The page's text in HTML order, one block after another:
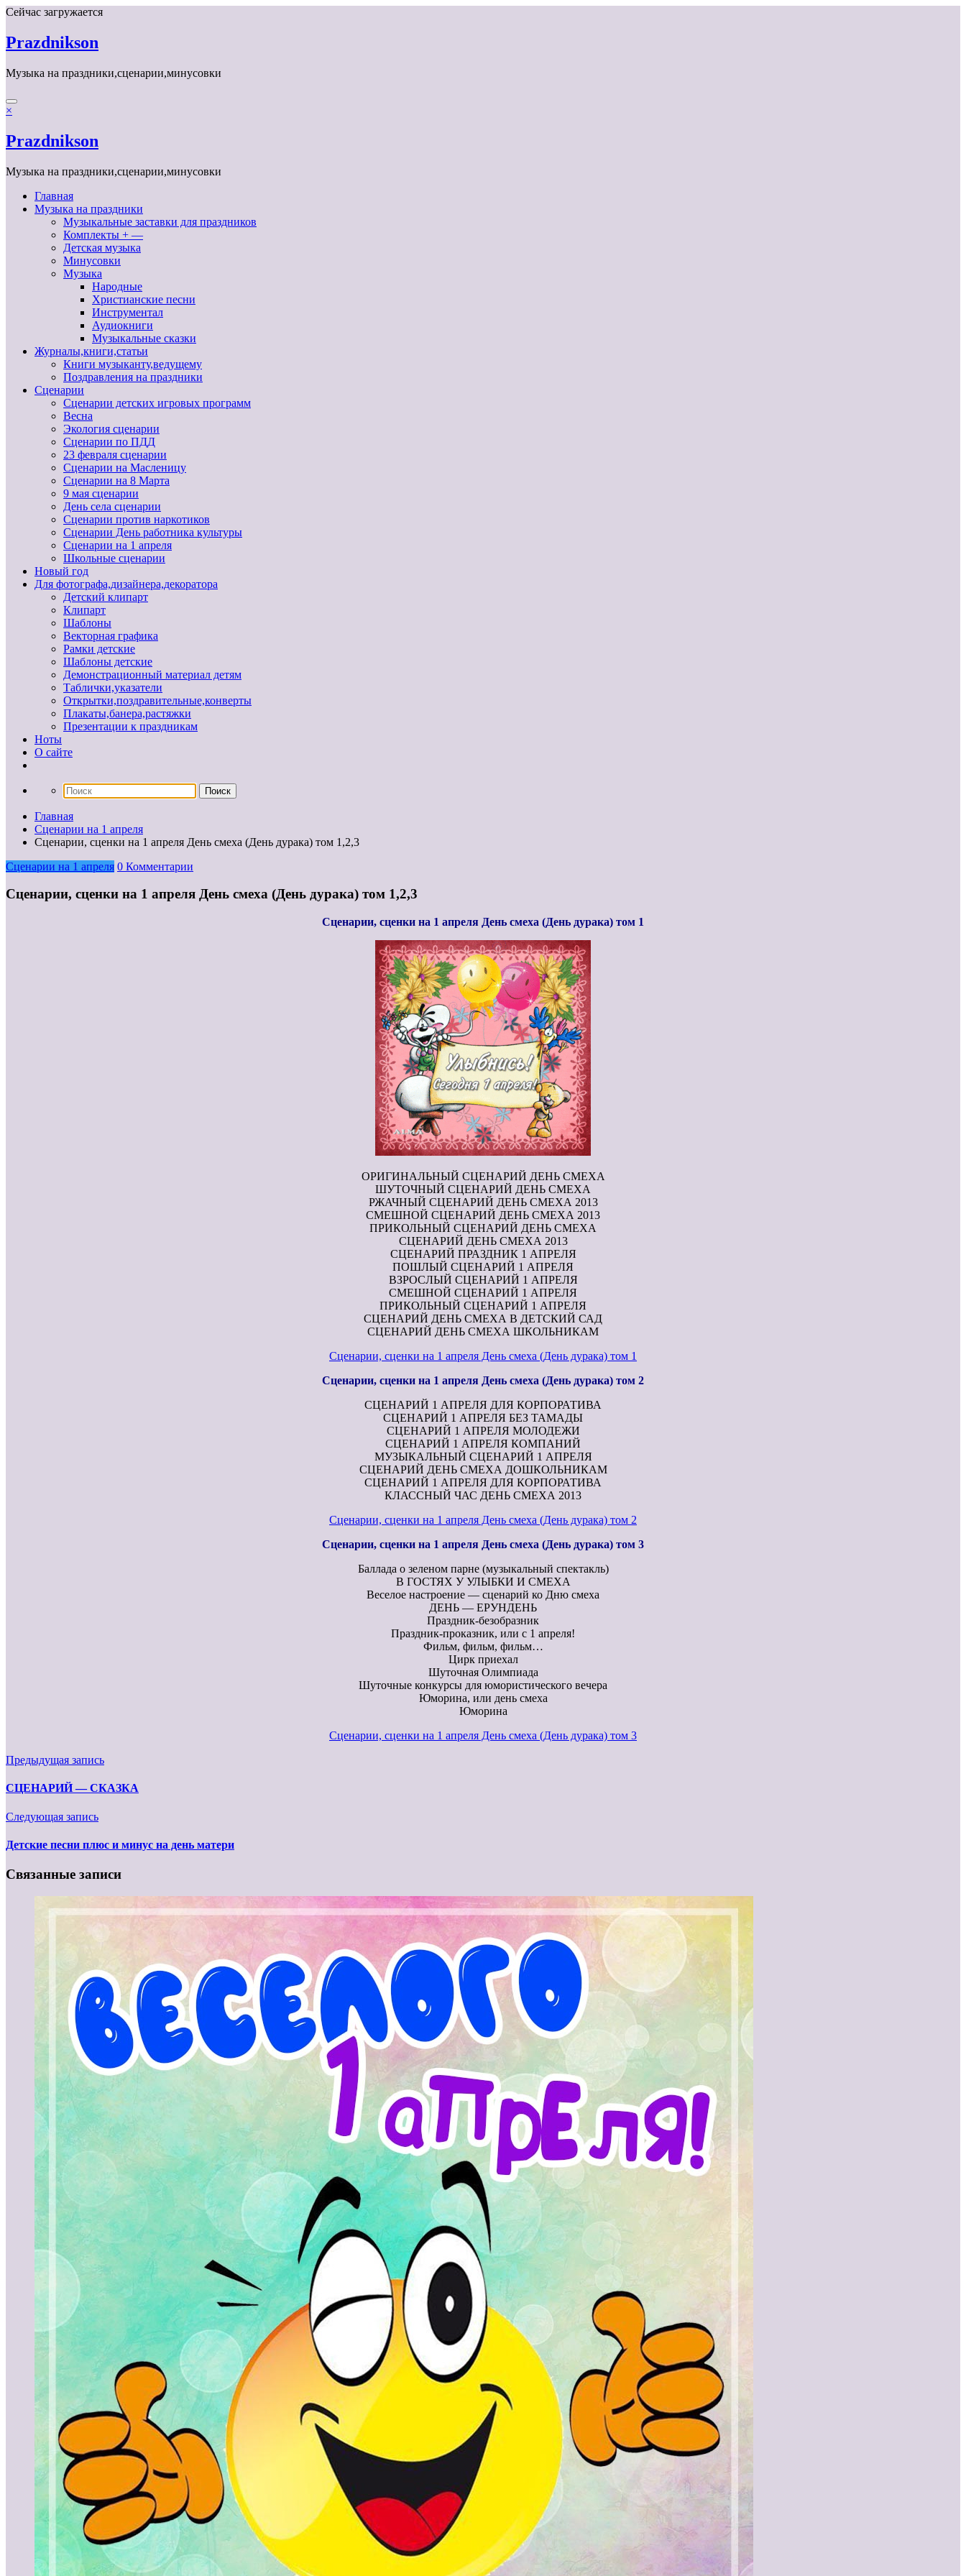
Перейти
содержимому
Сейчас загружается
Prazdnikson
Музыка на праздники,сценарии,минусовки
×
Prazdnikson
Музыка на праздники,сценарии,минусовки
Главная
Музыка на праздники
Музыкальные заставки для праздников
Комплекты + —
Детская музыка
Минусовки
Музыка
Народные
Христианские песни
Инструментал
Аудиокниги
Музыкальные сказки
Журналы,книги,статьи
Книги музыканту,ведущему
Поздравления на праздники
Сценарии
Сценарии детских игровых программ
Весна
Экология сценарии
Сценарии по ПДД
23 февраля сценарии
Сценарии на Масленицу
Сценарии на 8 Марта
9 мая сценарии
День села сценарии
Сценарии против наркотиков
Сценарии День работника культуры
Сценарии на 1 апреля
Школьные сценарии
Новый год
Для фотографа,дизайнера,декоратора
Детский клипарт
Клипарт
Шаблоны
Векторная графика
Рамки детские
Шаблоны детские
Демонстрационный материал детям
Таблички,указатели
Открытки,поздравительные,конверты
Плакаты,банера,растяжки
Презентации к праздникам
Ноты
О сайте
Главная
Сценарии на 1 апреля
Сценарии, сценки на 1 апреля День смеха (День дурака) том 1,2,3
Сценарии на 1 апреля 0 Комментарии
Сценарии, сценки на 1 апреля День смеха (День дурака) том 1,2,3
Сценарии, сценки на 1 апреля День смеха (День дурака) том 1
ОРИГИНАЛЬНЫЙ СЦЕНАРИЙ ДЕНЬ СМЕХА
ШУТОЧНЫЙ СЦЕНАРИЙ ДЕНЬ СМЕХА
РЖАЧНЫЙ СЦЕНАРИЙ ДЕНЬ СМЕХА 2013
СМЕШНОЙ СЦЕНАРИЙ ДЕНЬ СМЕХА 2013
ПРИКОЛЬНЫЙ СЦЕНАРИЙ ДЕНЬ СМЕХА
СЦЕНАРИЙ ДЕНЬ СМЕХА 2013
СЦЕНАРИЙ ПРАЗДНИК 1 АПРЕЛЯ
ПОШЛЫЙ СЦЕНАРИЙ 1 АПРЕЛЯ
ВЗРОСЛЫЙ СЦЕНАРИЙ 1 АПРЕЛЯ
СМЕШНОЙ СЦЕНАРИЙ 1 АПРЕЛЯ
ПРИКОЛЬНЫЙ СЦЕНАРИЙ 1 АПРЕЛЯ
СЦЕНАРИЙ ДЕНЬ СМЕХА В ДЕТСКИЙ САД
СЦЕНАРИЙ ДЕНЬ СМЕХА ШКОЛЬНИКАМ
Сценарии, сценки на 1 апреля День смеха (День дурака) том 1
Сценарии, сценки на 1 апреля День смеха (День дурака) том 2
СЦЕНАРИЙ 1 АПРЕЛЯ ДЛЯ КОРПОРАТИВА
СЦЕНАРИЙ 1 АПРЕЛЯ БЕЗ ТАМАДЫ
СЦЕНАРИЙ 1 АПРЕЛЯ МОЛОДЕЖИ
СЦЕНАРИЙ 1 АПРЕЛЯ КОМПАНИЙ
МУЗЫКАЛЬНЫЙ СЦЕНАРИЙ 1 АПРЕЛЯ
СЦЕНАРИЙ ДЕНЬ СМЕХА ДОШКОЛЬНИКАМ
СЦЕНАРИЙ 1 АПРЕЛЯ ДЛЯ КОРПОРАТИВА
КЛАССНЫЙ ЧАС ДЕНЬ СМЕХА 2013
Сценарии, сценки на 1 апреля День смеха (День дурака) том 2
Сценарии, сценки на 1 апреля День смеха (День дурака) том 3
Баллада о зеленом парне (музыкальный спектакль)
В ГОСТЯХ У УЛЫБКИ И СМЕХА
Веселое настроение — сценарий ко Дню смеха
ДЕНЬ — ЕРУНДЕНЬ
Праздник-безобразник
Праздник-проказник, или с 1 апреля!
Фильм, фильм, фильм…
Цирк приехал
Шуточная Олимпиада
Шуточные конкурсы для юмористического вечера
Юморина, или день смеха
Юморина
Сценарии, сценки на 1 апреля День смеха (День дурака) том 3
Предыдущая запись
СЦЕНАРИЙ — СКАЗКА
Следующая запись
Детские песни плюс и минус на день матери
Связанные записи